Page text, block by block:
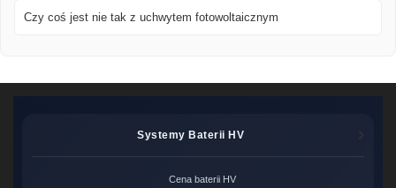
Czy coś jest nie tak z uchwytem fotowoltaicznym
Systemy Baterii HV
Cena baterii HV